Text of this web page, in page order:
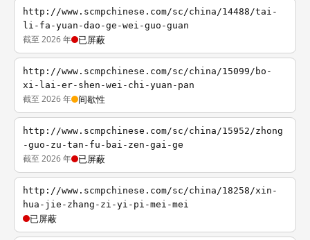
http://www.scmpchinese.com/sc/china/14488/tai-
li-fa-yuan-dao-ge-wei-guo-guan
截至 2026 年 已屏蔽
http://www.scmpchinese.com/sc/china/15099/bo-
xi-lai-er-shen-wei-chi-yuan-pan
截至 2026 年 间歇性
http://www.scmpchinese.com/sc/china/15952/zhong
-guo-zu-tan-fu-bai-zen-gai-ge
截至 2026 年 已屏蔽
http://www.scmpchinese.com/sc/china/18258/xin-
hua-jie-zhang-zi-yi-pi-mei-mei
已屏蔽